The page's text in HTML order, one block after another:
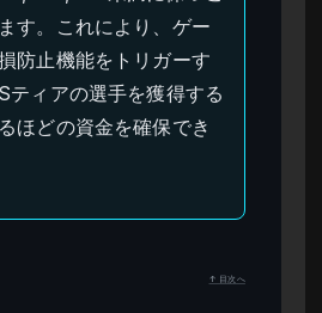
す。これにより、ゲー
防止機能をトリガーす
ティアの選手を獲得する
ほどの資金を確保でき
↑ 目次へ